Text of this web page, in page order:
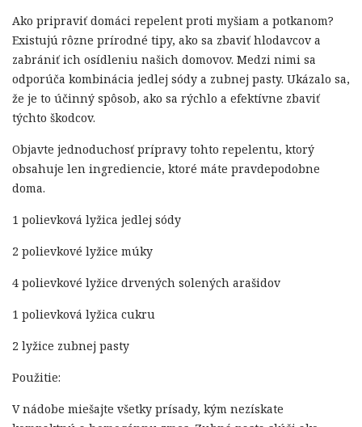
Ako pripraviť domáci repelent proti myšiam a potkanom?
Existujú rôzne prírodné tipy, ako sa zbaviť hlodavcov a
zabrániť ich osídleniu našich domovov. Medzi nimi sa
odporúča kombinácia jedlej sódy a zubnej pasty. Ukázalo sa,
že je to účinný spôsob, ako sa rýchlo a efektívne zbaviť
týchto škodcov.
Objavte jednoduchosť prípravy tohto repelentu, ktorý
obsahuje len ingrediencie, ktoré máte pravdepodobne
doma.
1 polievková lyžica jedlej sódy
2 polievkové lyžice múky
4 polievkové lyžice drvených solených arašidov
1 polievková lyžica cukru
2 lyžice zubnej pasty
Použitie:
V nádobe miešajte všetky prísady, kým nezískate